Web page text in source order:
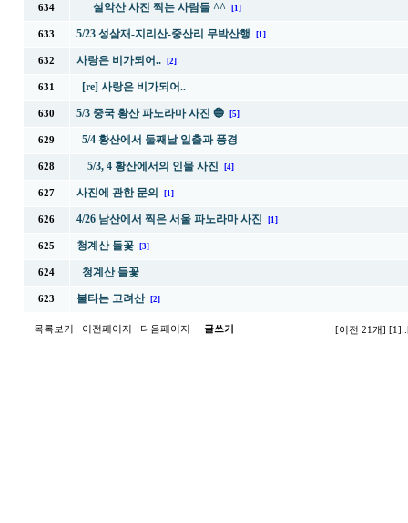
634 설악산 사진 찍는 사람들 ^^ [1]
633 5/23 성삼재-지리산-중산리 무박산행 [1]
632 사랑은 비가되어.. [2]
631 [re] 사랑은 비가되어..
630 5/3 중국 황산 파노라마 사진 🔵 [5]
629 5/4 황산에서 둘째날 일출과 풍경
628 5/3, 4 황산에서의 인물 사진 [4]
627 사진에 관한 문의 [1]
626 4/26 남산에서 찍은 서울 파노라마 사진 [1]
625 청계산 들꽃 [3]
624 청계산 들꽃
623 불타는 고려산 [2]
목록보기 이전페이지 다음페이지 글쓰기 [이전 21개] [1]